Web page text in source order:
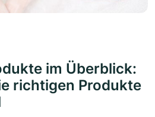
im Überblick:
richtigen Produkte